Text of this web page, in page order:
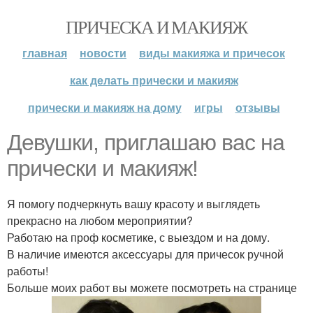
ПРИЧЕСКА И МАКИЯЖ
главная новости
виды макияжа и причесок
как делать прически и макияж
прически и макияж на дому
игры отзывы
Девушки, приглашаю вас на
прически и макияж!
Я помогу подчеркнуть вашу красоту и выглядеть
прекрасно на любом мероприятии?
Работаю на проф косметике, с выездом и на дому.
В наличие имеются аксессуары для причесок ручной
работы!
Больше моих работ вы можете посмотреть на странице